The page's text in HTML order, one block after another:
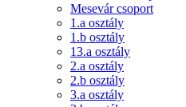
Mesevár csoport
1.a osztály
1.b osztály
13.a osztály
2.a osztály
2.b osztály
3.a osztály